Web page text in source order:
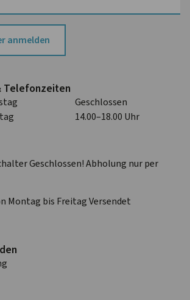
anmelden
Telefon­zeiten
Geschlossen
14.00–18.00 Uhr
Geschlossen! Abholung nur per
Montag bis Freitag Versendet